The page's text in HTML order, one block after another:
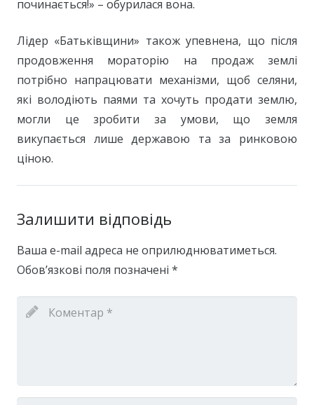
починається!» – обурилася вона.
Лідер «Батьківщини» також упевнена, що після
продовження мораторію на продаж землі
потрібно напрацювати механізми, щоб селяни,
які володіють паями та хочуть продати землю,
могли це зробити за умови, що земля
викупається лише державою та за ринковою
ціною.
Залишити відповідь
Ваша e-mail адреса не оприлюднюватиметься.
Обов’язкові поля позначені *